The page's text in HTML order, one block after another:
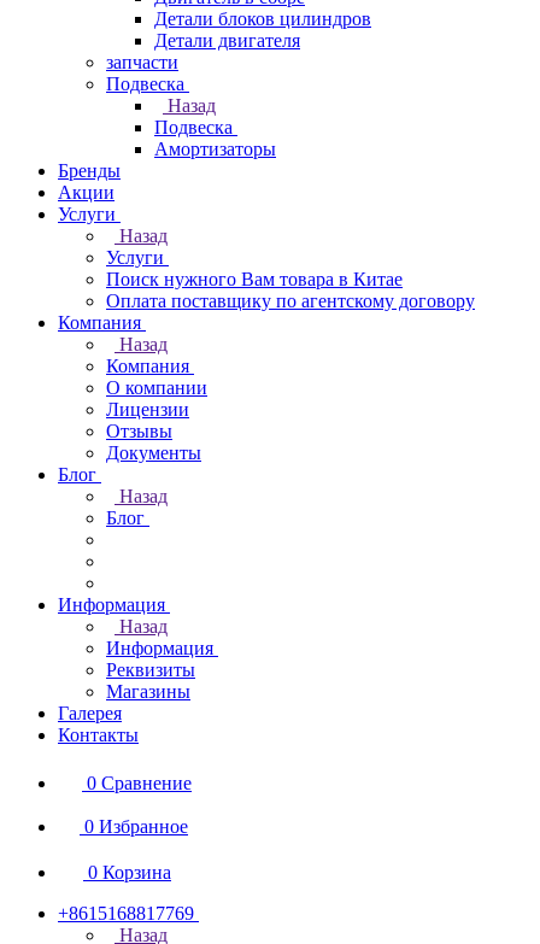
Детали блоков цилиндров
Детали двигателя
запчасти
Подвеска
Назад
Подвеска
Амортизаторы
Бренды
Акции
Услуги
Назад
Услуги
Поиск нужного Вам товара в Китае
Оплата поставщику по агентскому договору
Компания
Назад
Компания
О компании
Лицензии
Отзывы
Документы
Блог
Назад
Блог
Информация
Назад
Информация
Реквизиты
Магазины
Галерея
Контакты
0 Сравнение
0 Избранное
0 Корзина
+8615168817769
Назад